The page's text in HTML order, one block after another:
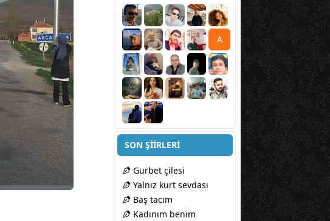
A
SON ŞİİRLERİ
Gurbet çilesi
Yalnız kurt sevdası
Baş tacım
Kadınım benim